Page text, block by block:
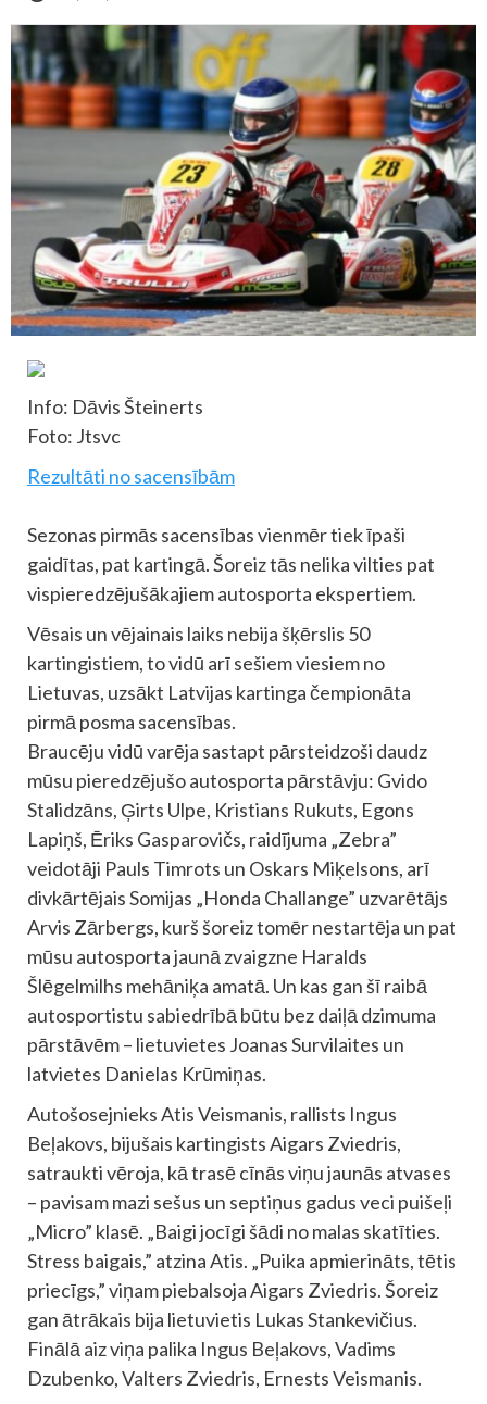
Info: Dāvis Šteinerts
Foto: Jtsvc
Rezultāti no sacensībām
Sezonas pirmās sacensības vienmēr tiek īpaši
gaidītas, pat kartingā. Šoreiz tās nelika vilties pat
vispieredzējušākajiem autosporta ekspertiem.
Vēsais un vējainais laiks nebija šķērslis 50
kartingistiem, to vidū arī sešiem viesiem no
Lietuvas, uzsākt Latvijas kartinga čempionāta
pirmā posma sacensības.
Braucēju vidū varēja sastapt pārsteidzoši daudz
mūsu pieredzējušo autosporta pārstāvju: Gvido
Stalidzāns, Ģirts Ulpe, Kristians Rukuts, Egons
Lapiņš, Ēriks Gasparovičs, raidījuma „Zebra”
veidotāji Pauls Timrots un Oskars Miķelsons, arī
divkārtējais Somijas „Honda Challange” uzvarētājs
Arvis Zārbergs, kurš šoreiz tomēr nestartēja un pat
mūsu autosporta jaunā zvaigzne Haralds
Šlēgelmilhs mehāniķa amatā. Un kas gan šī raibā
autosportistu sabiedrībā būtu bez daiļā dzimuma
pārstāvēm – lietuvietes Joanas Survilaites un
latvietes Danielas Krūmiņas.
Autošosejnieks Atis Veismanis, rallists Ingus
Beļakovs, bijušais kartingists Aigars Zviedris,
satraukti vēroja, kā trasē cīnās viņu jaunās atvases
– pavisam mazi sešus un septiņus gadus veci puišeļi
„Micro” klasē. „Baigi jocīgi šādi no malas skatīties.
Stress baigais,” atzina Atis. „Puika apmierināts, tētis
priecīgs,” viņam piebalsoja Aigars Zviedris. Šoreiz
gan ātrākais bija lietuvietis Lukas Stankevičius.
Finālā aiz viņa palika Ingus Beļakovs, Vadims
Dzubenko, Valters Zviedris, Ernests Veismanis.